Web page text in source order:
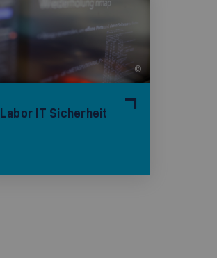
©
Labor IT Sicherheit